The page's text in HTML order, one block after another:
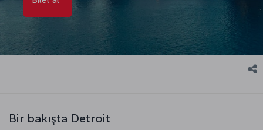
Bir bakışta Detroit